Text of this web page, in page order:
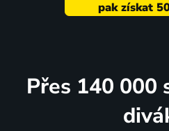
Přes 140 000